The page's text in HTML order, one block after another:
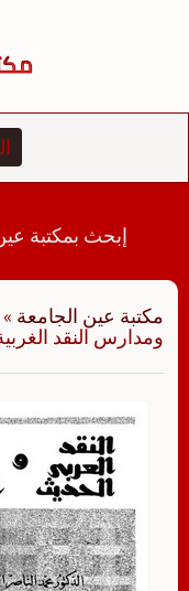
إبحث بمكتبة عين
مكتبة عين الجامعة »
ومدارس النقد